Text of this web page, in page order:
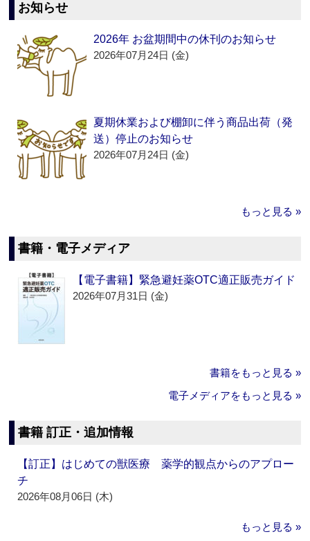
お知らせ
2026年 お盆期間中の休刊のお知らせ
2026年07月24日 (金)
夏期休業および棚卸に伴う商品出荷（発
送）停止のお知らせ
2026年07月24日 (金)
もっと見る »
書籍・電子メディア
【電子書籍】緊急避妊薬OTC適正販売ガイド
2026年07月31日 (金)
書籍をもっと見る »
電子メディアをもっと見る »
書籍 訂正・追加情報
【訂正】はじめての獣医療 薬学的観点からのアプロー
チ
2026年08月06日 (木)
もっと見る »